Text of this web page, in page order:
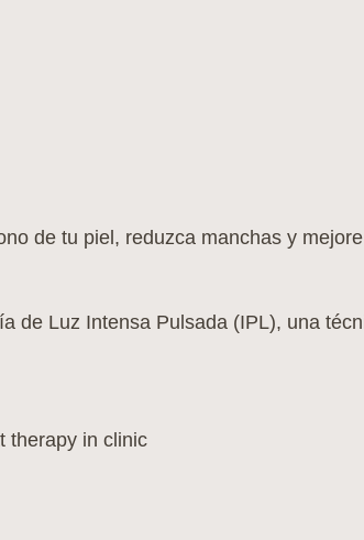
de tu piel, reduzca manchas y
de Luz Intensa Pulsada (IPL), una